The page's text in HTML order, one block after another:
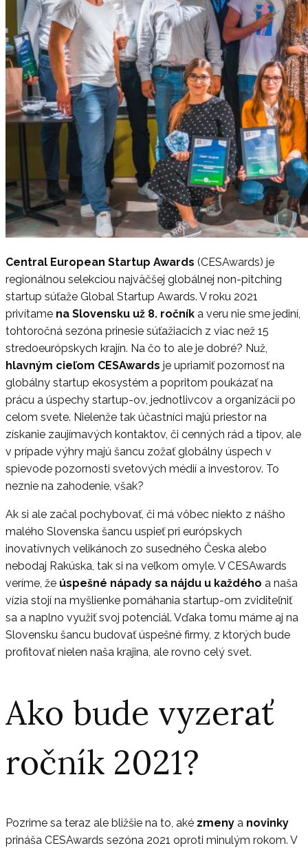
Central European Startup Awards (CESAwards) je
regionálnou selekciou najväčšej globálnej non-pitching
startup súťaže Global Startup Awards. V roku 2021
privítame na Slovensku už 8. ročník a veru nie sme jediní,
tohtoročná sezóna prinesie súťažiacich z viac než 15
stredoeurópskych krajín. Na čo to ale je dobré? Nuž,
hlavným cieľom CESAwards je upriamiť pozornosť na
globálny startup ekosystém a popritom poukázať na
prácu a úspechy startup-ov, jednotlivcov a organizácií po
celom svete. Nielenže tak účastníci majú priestor na
získanie zaujímavých kontaktov, či cenných rád a tipov, ale
v prípade výhry majú šancu zožať globálny úspech v
spievode pozornosti svetových médií a investorov. To
neznie na zahodenie, však?
Ak si ale začal pochybovať, či má vôbec niekto z nášho
malého Slovenska šancu uspieť pri európskych
inovatívnych velikánoch zo susedného Česka alebo
nebodaj Rakúska, tak si na veľkom omyle. V CESAwards
veríme, že úspešné nápady sa nájdu u každého a naša
vízia stojí na myšlienke pomáhania startup-om zviditeľniť
sa a naplno využiť svoj potenciál. Vďaka tomu máme aj na
Slovensku šancu budovať úspešné firmy, z ktorých bude
profitovať nielen naša krajina, ale rovno celý svet.
Ako bude vyzerať
ročník 2021?
Pozrime sa teraz ale bližšie na to, aké zmeny a novinky
prináša CESAwards sezóna 2021 oproti minulým rokom. V